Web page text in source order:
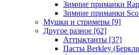
Зимние приманки
Зимние приманки
Мушки и стримеры [9]
Другое разное [62]
Аттрактанты [37]
Пасты Berkley